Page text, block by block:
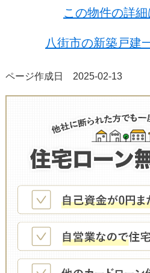
この物件の詳
八街市の新築戸建
ページ作成日 2025-02-13